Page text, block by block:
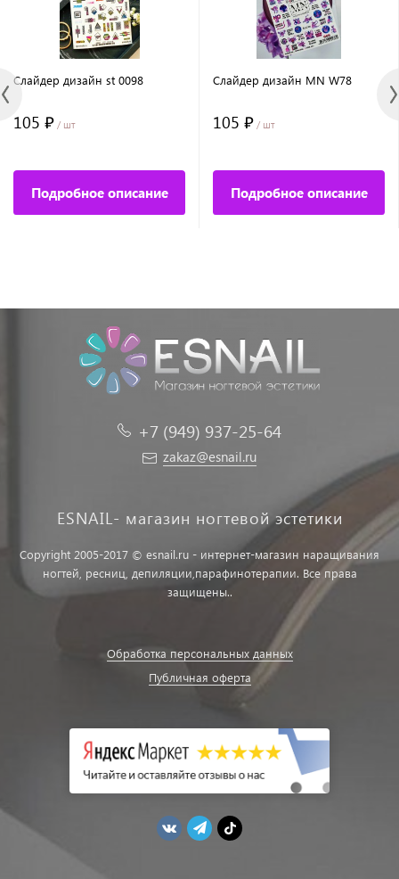
Слайдер дизайн st 0098
105 ₽ / шт
Подробное описание
Слайдер дизайн MN W78
105 ₽ / шт
Подробное описание
+7 (949) 937-25-64
zakaz@esnail.ru
ESNAIL- магазин ногтевой эстетики
Copyright 2005-2017 © esnail.ru - интернет-магазин наращивания
ногтей, ресниц, депиляции,парафинотерапии. Все права
защищены..
Обработка персональных данных
Публичная оферта